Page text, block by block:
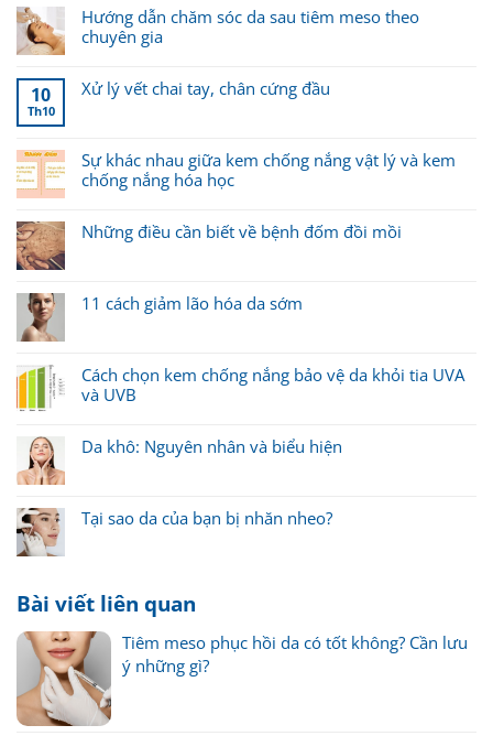
Hướng dẫn chăm sóc da sau tiêm meso theo
chuyên gia
10
Th10
Xử lý vết chai tay, chân cứng đầu
Sự khác nhau giữa kem chống nắng vật lý và kem
chống nắng hóa học
Những điều cần biết về bệnh đốm đồi mồi
11 cách giảm lão hóa da sớm
Cách chọn kem chống nắng bảo vệ da khỏi tia UVA
và UVB
Da khô: Nguyên nhân và biểu hiện
Tại sao da của bạn bị nhăn nheo?
Bài viết liên quan
Tiêm meso phục hồi da có tốt không? Cần lưu
ý những gì?